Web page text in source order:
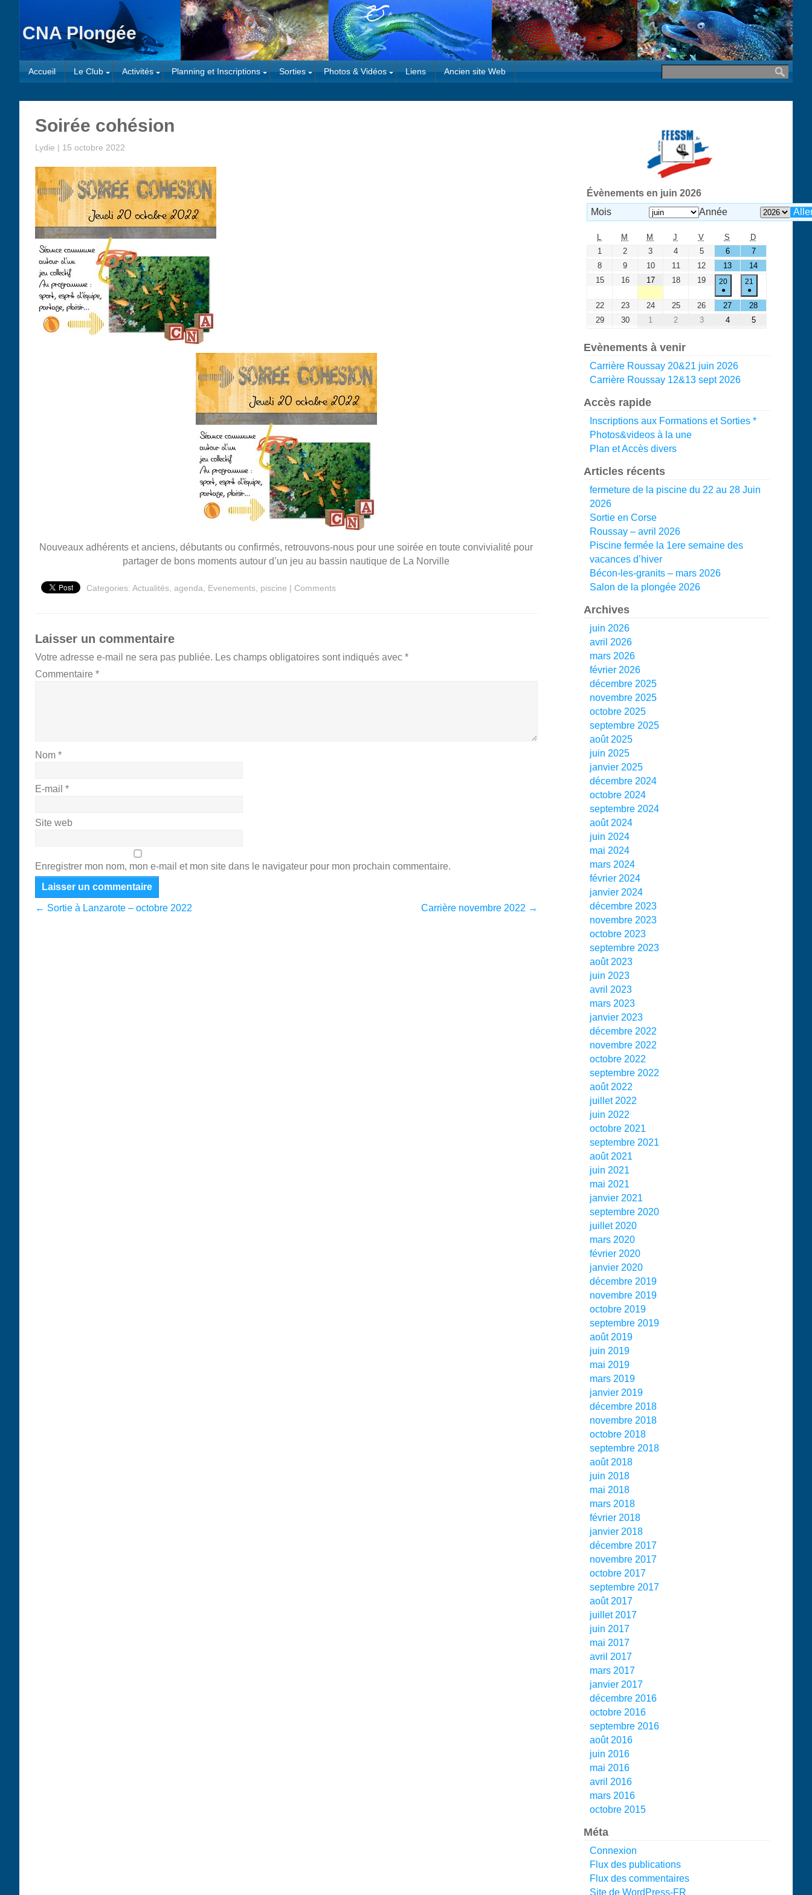
CNA Plongée
Accueil Le Club Activités Planning et Inscriptions Sorties Photos & Vidéos Liens Ancien site Web
Soirée cohésion
Lydie | 15 octobre 2022
Nouveaux adhérents et anciens, débutants ou confirmés, retrouvons-nous pour une soirée en toute convivialité pour
partager de bons moments autour d’un jeu au bassin nautique de La Norville
Categories: Actualités, agenda Evenements, piscine | Comments
Laisser un commentaire
Votre adresse e-mail ne sera pas publiée. Les champs obligatoires sont indiqués avec *
Commentaire *
Nom *
E-mail *
Site web
Enregistrer mon nom, mon e-mail et mon site dans le navigateur pour mon prochain commentaire.
← Sortie à Lanzarote – octobre 2022 Carrière novembre 2022 →
Évènements en juin 2026
Mois
Année
L M M J V S
D
1
2 3 4 5 6
7
8
9 10 11 12 13
14
15
16 17 18 19
20
●
21
●
22 23 24 25 26 27
28
29
30 1 2 3 4 5
Evènements à venir
Carrière Roussay 20&21 juin 2026
Carrière Roussay 12&13 sept 2026
Accès rapide
Inscriptions aux Formations et Sorties *
Photos&videos à la une
Plan et Accès divers
Articles récents
fermeture de la piscine du 22 au 28 Juin
2026
Sortie en Corse
Roussay – avril 2026
Piscine fermée la 1ere semaine des
vacances d’hiver
Bécon-les-granits – mars 2026
Salon de la plongée 2026
Archives
juin 2026
avril 2026
mars 2026
février 2026
décembre 2025
novembre 2025
octobre 2025
septembre 2025
août 2025
juin 2025
janvier 2025
décembre 2024
octobre 2024
septembre 2024
août 2024
juin 2024
mai 2024
mars 2024
février 2024
janvier 2024
décembre 2023
novembre 2023
octobre 2023
septembre 2023
août 2023
juin 2023
avril 2023
mars 2023
janvier 2023
décembre 2022
novembre 2022
octobre 2022
septembre 2022
août 2022
juillet 2022
juin 2022
octobre 2021
septembre 2021
août 2021
juin 2021
mai 2021
janvier 2021
septembre 2020
juillet 2020
mars 2020
février 2020
janvier 2020
décembre 2019
novembre 2019
octobre 2019
septembre 2019
août 2019
juin 2019
mai 2019
mars 2019
janvier 2019
décembre 2018
novembre 2018
octobre 2018
septembre 2018
août 2018
juin 2018
mai 2018
mars 2018
février 2018
janvier 2018
décembre 2017
novembre 2017
octobre 2017
septembre 2017
août 2017
juillet 2017
juin 2017
mai 2017
avril 2017
mars 2017
janvier 2017
décembre 2016
octobre 2016
septembre 2016
août 2016
juin 2016
mai 2016
avril 2016
mars 2016
octobre 2015
Méta
Connexion
Flux des publications
Flux des commentaires
Site de WordPress-FR